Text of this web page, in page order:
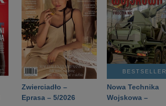
Zwierciadło –
Eprasa – 5/2026
BESTSELLER
Nowa Technika
Wojskowa –